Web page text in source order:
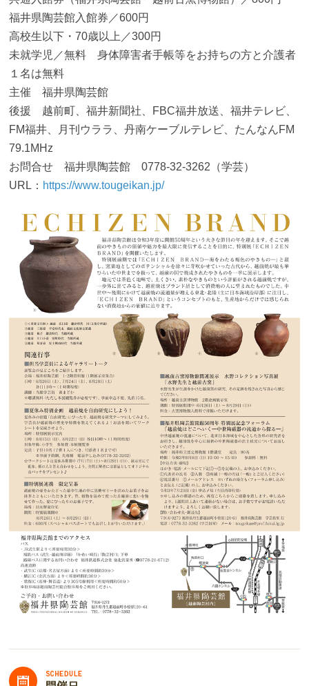
福井県陶芸館入館券／600円
高校生以下・70歳以上／300円
未就学児／無料 身体障害者手帳等をお持ちの方と介護者
１名は無料
主催 福井県陶芸館
後援 越前町、福井新聞社、FBC福井放送、福井テレビ、
FM福井、月刊ウララ、丹南ケーブルテレビ、たんなんFM
79.1MHz
お問合せ 福井県陶芸館 0778-32-3262（学芸）
URL： https://www.tougeikan.jp/